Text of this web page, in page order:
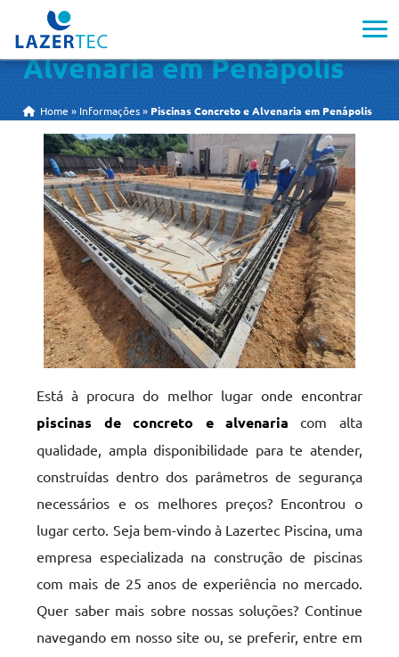
Piscinas Concreto e
Alvenaria em Penápolis
Home » Informações » Piscinas Concreto e Alvenaria em Penápolis
Está à procura do melhor lugar onde encontrar
piscinas de concreto e alvenaria com alta
qualidade, ampla disponibilidade para te atender,
construídas dentro dos parâmetros de segurança
necessários e os melhores preços? Encontrou o
lugar certo. Seja bem-vindo à Lazertec Piscina, uma
empresa especializada na construção de piscinas
com mais de 25 anos de experiência no mercado.
Quer saber mais sobre nossas soluções? Continue
navegando em nosso site ou, se preferir, entre em